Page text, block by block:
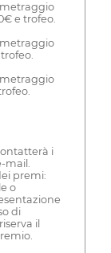
e trofeo.
i
mail.
premi:
o
di
il